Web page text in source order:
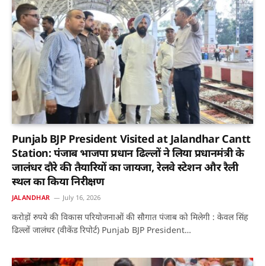
Punjab BJP President Visited at Jalandhar Cantt
Station: पंजाब भाजपा प्रधान ढिल्लों ने लिया प्रधानमंत्री के
जालंधर दौरे की तैयारियों का जायजा, रेलवे स्टेशन और रैली
स्थल का किया निरीक्षण
JALANDHAR July 16, 2026
करोड़ों रुपये की विकास परियोजनाओं की सौगात पंजाब को मिलेगी : केवल सिंह
ढिल्लों जालंधर (वीकेंड रिपोर्ट) Punjab BJP President…